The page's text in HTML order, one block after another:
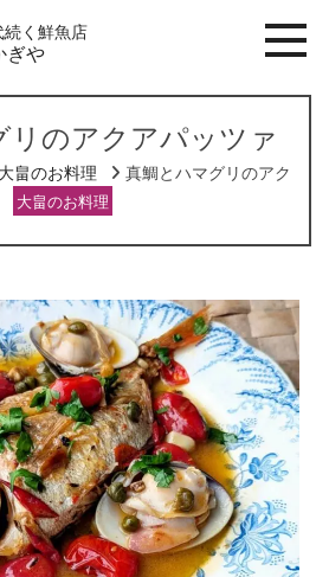
く鮮魚店
ぎや
リのアクアパッツァ
大畠のお料理 真鯛とハマグリのアクア
大畠のお料理